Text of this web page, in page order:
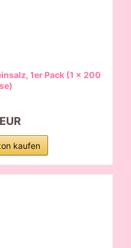
1er Pack (1 x 200
kaufen